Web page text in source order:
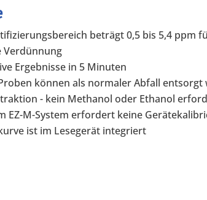
beträgt 0,5 bis 5,4 ppm
Verdünnung
Ergebnisse in 5 Minuten
können als normaler Abfall entsorgt
- kein Methanol oder Ethanol
EZ-M-System erfordert keine
ist im Lesegerät integriert